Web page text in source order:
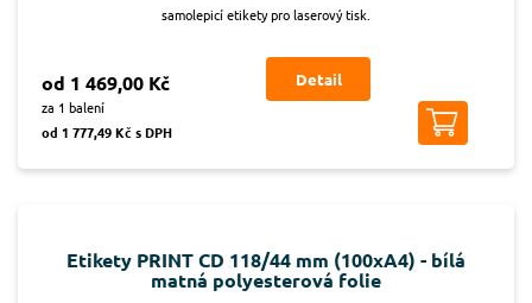
samolepicí etikety pro laserový tisk.
od 1 469,00 Kč
za 1 balení
od 1 777,49 Kč s DPH
Detail
Etikety PRINT CD 118/44 mm (100xA4) - bílá
matná polyesterová folie